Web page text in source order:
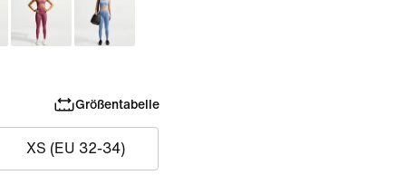
Größentabelle
XS (EU 32-34)